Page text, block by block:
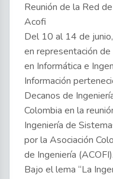
Reunión de la Red
Acofi
Del 10 al 14 de
en representación
en Informática e
Información
Decanos de
Colombia en la
Ingeniería de
por la Asociación
de Ingeniería (ACOFI).
Bajo el lema “La